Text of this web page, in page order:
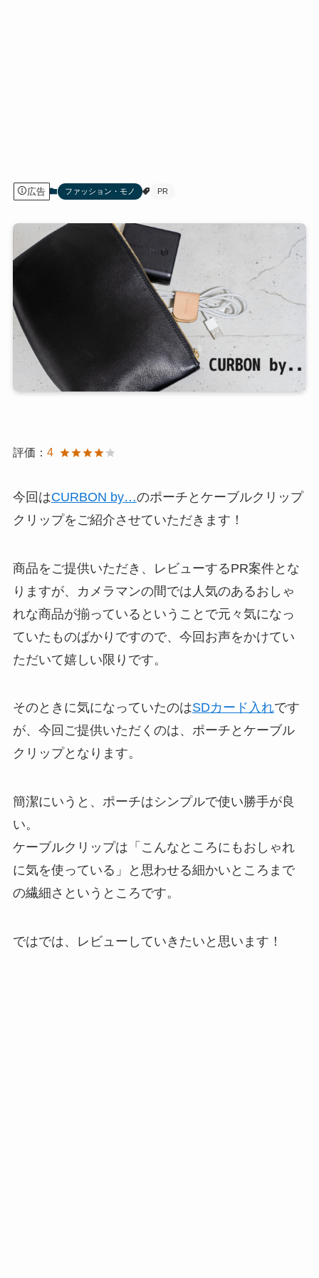
広告 ファッション・モノ PR
評価： 4
今回はCURBON by…のポーチとケーブルクリップ
クリップをご紹介させていただきます！
商品をご提供いただき、レビューするPR案件とな
りますが、カメラマンの間では人気のあるおしゃ
れな商品が揃っているということで元々気になっ
ていたものばかりですので、今回お声をかけてい
ただいて嬉しい限りです。
そのときに気になっていたのはSDカード入れです
が、今回ご提供いただくのは、ポーチとケーブル
クリップとなります。
簡潔にいうと、ポーチはシンプルで使い勝手が良
い。
ケーブルクリップは「こんなところにもおしゃれ
に気を使っている」と思わせる細かいところまで
の繊細さというところです。
ではでは、レビューしていきたいと思います！